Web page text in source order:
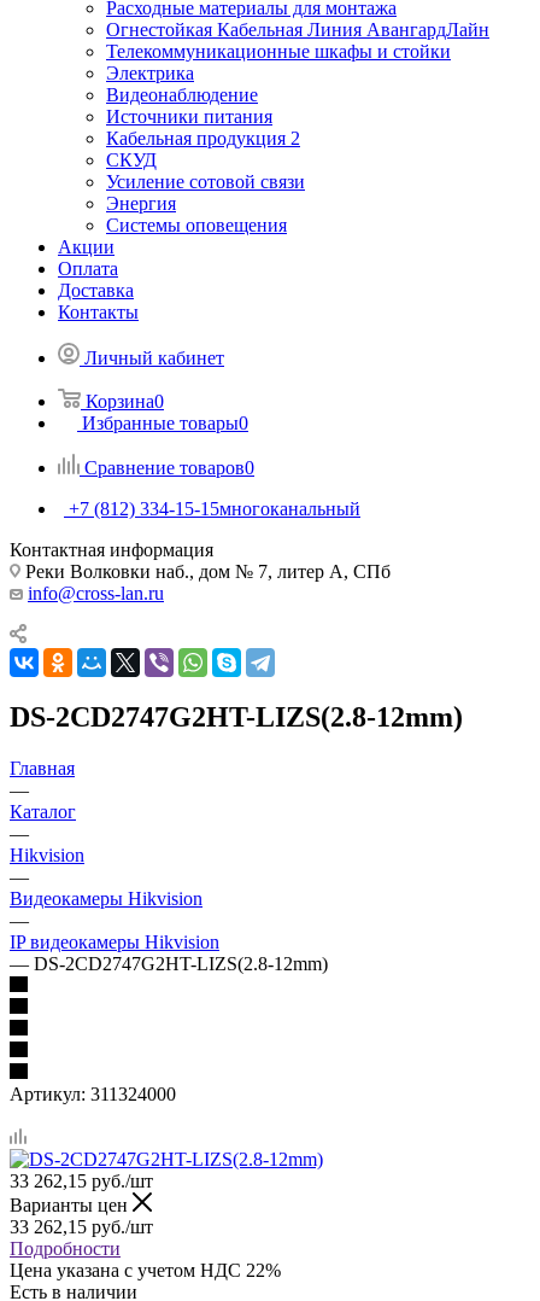
Расходные материалы для монтажа
Огнестойкая Кабельная Линия АвангардЛайн
Телекоммуникационные шкафы и стойки
Электрика
Видеонаблюдение
Источники питания
Кабельная продукция 2
СКУД
Усиление сотовой связи
Энергия
Системы оповещения
Акции
Оплата
Доставка
Контакты
Личный кабинет
Корзина0
Избранные товары0
Сравнение товаров0
+7 (812) 334-15-15многоканальный
Контактная информация
Реки Волковки наб., дом № 7, литер А, СПб
info@cross-lan.ru
DS-2CD2747G2HT-LIZS(2.8-12mm)
Главная
—
Каталог
—
Hikvision
—
Видеокамеры Hikvision
—
IP видеокамеры Hikvision
— DS-2CD2747G2HT-LIZS(2.8-12mm)
Артикул: 311324000
33 262,15 руб./шт
Варианты цен
33 262,15 руб./шт
Подробности
Цена указана с учетом НДС 22%
Есть в наличии